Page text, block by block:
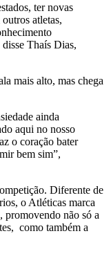
ter novas
atletas,
disse Thaís Dias,
mais alto, mas chega
ainda
aqui no nosso
o coração bater
bem sim”,
Diferente de
o Atléticas marca
promovendo não só a
como também a